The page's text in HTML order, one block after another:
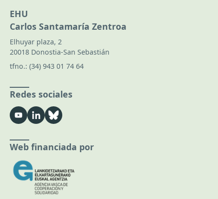
EHU
Carlos Santamaría Zentroa
Elhuyar plaza, 2
20018 Donostia-San Sebastián
tfno.: (34) 943 01 74 64
Redes sociales
Web financiada por